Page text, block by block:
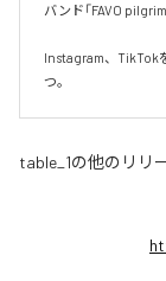
バンド「FAVO
Instagram、TikTok
つ。
table_1の他のリリ